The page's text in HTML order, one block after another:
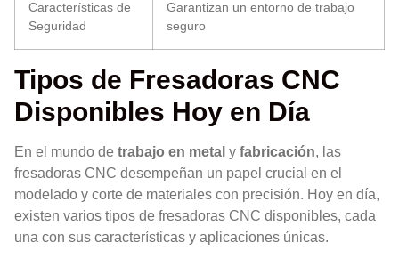
Características de
Seguridad
Garantizan un entorno de trabajo
seguro
Tipos de Fresadoras CNC
Disponibles Hoy en Día
En el mundo de trabajo en metal y fabricación, las
fresadoras CNC desempeñan un papel crucial en el
modelado y corte de materiales con precisión. Hoy en día,
existen varios tipos de fresadoras CNC disponibles, cada
una con sus características y aplicaciones únicas.